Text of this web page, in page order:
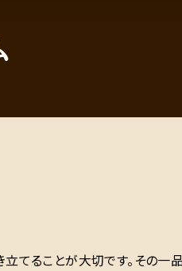
ることが大切です。その一品